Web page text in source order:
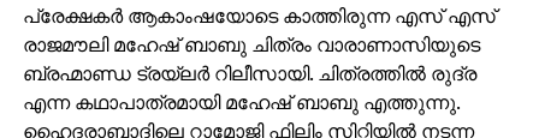
പ്രേക്ഷകർ ആകാംഷയോടെ കാത്തിരുന്ന എസ് എസ്
രാജമൗലി മഹേഷ് ബാബു ചിത്രം വാരാണാസിയുടെ
ബ്രഹ്മാണ്ഡ ട്രയ്ലർ റിലീസായി. ചിത്രത്തിൽ രുദ്ര
എന്ന കഥാപാത്രമായി മഹേഷ് ബാബു എത്തുന്നു.
ഹൈദരാബാദിലെ റാമോജി ഫിലിം സിറ്റിയിൽ നടന്ന